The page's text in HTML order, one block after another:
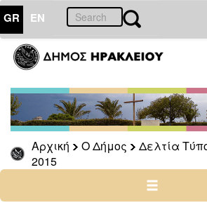
GR EN
Αρχική Ο Δήμος Δελτία
2015
ΔΗΜΟΣ
Δελτία
Τύπου
Αρχείο
2026
2025